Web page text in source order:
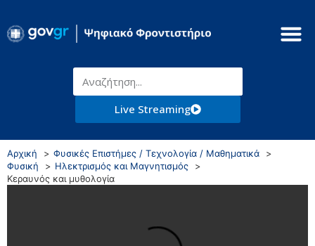
Live Streaming
Αρχική
Φυσικές Επιστήμες / Τεχνολογία / Μαθηματικά
Φυσική
Ηλεκτρισμός και Μαγνητισμός
Κεραυνός και μυθολογία